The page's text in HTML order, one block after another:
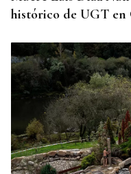
histórico de UGT en